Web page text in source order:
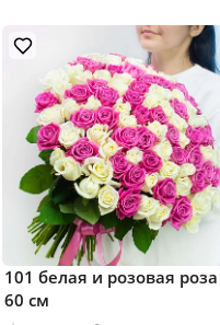
101 белая и розовая роза
60 см